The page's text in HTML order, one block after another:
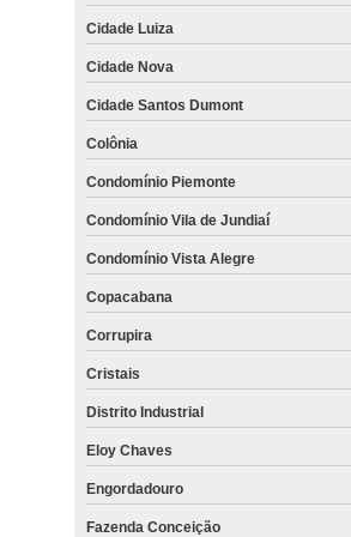
Cidade Luiza
Cidade Nova
Cidade Santos Dumont
Colônia
Condomínio Piemonte
Condomínio Vila de Jundiaí
Condomínio Vista Alegre
Copacabana
Corrupira
Cristais
Distrito Industrial
Eloy Chaves
Engordadouro
Fazenda Conceição